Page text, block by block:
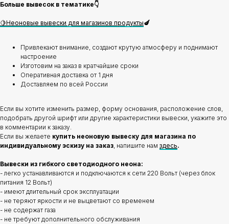
Больше вывесок в тематике👇
🍋Неоновые вывески для магазинов продукты🍆
Привлекают внимание, создают крутую атмосферу и поднимают
настроение
Изготовим на заказ в кратчайшие сроки
Оперативная доставка от 1 дня
Доставляем по всей России
Если вы хотите изменить размер, форму основания, расположение слов,
подобрать другой шрифт или другие характеристики вывески, укажите это
в комментарии к заказу.
Если вы желаете купить неоновую вывеску для магазина по
индивидуальному эскизу на заказ, напишите нам здесь.
Вывески из гибкого светодиодного неона:
- легко устанавливаются и подключаются к сети 220 Вольт (через блок
питания 12 Вольт)
- имеют длительный срок эксплуатации
- не теряют яркости и не выцветают со временем
- не содержат газа
- не требуют дополнительного обслуживания